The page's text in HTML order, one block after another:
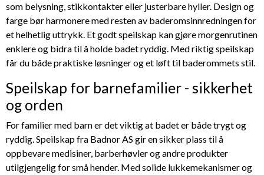
som belysning, stikkontakter eller justerbare hyller. Design og
farge bør harmonere med resten av baderomsinnredningen for
et helhetlig uttrykk. Et godt speilskap kan gjøre morgenrutinen
enklere og bidra til å holde badet ryddig. Med riktig speilskap
får du både praktiske løsninger og et løft til baderommets stil.
Speilskap for barnefamilier - sikkerhet
og orden
For familier med barn er det viktig at badet er både trygt og
ryddig. Speilskap fra Badnor AS gir en sikker plass til å
oppbevare medisiner, barberhøvler og andre produkter
utilgjengelig for små hender. Med solide lukkemekanismer og